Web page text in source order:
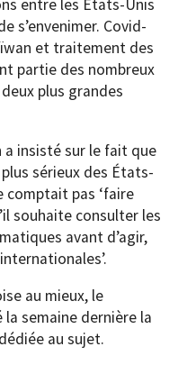
entre les États-Unis
s’envenimer. Covid-
et traitement des
partie des nombreux
plus grandes
a insisté sur le fait que
sérieux des États-
comptait pas ‘faire
souhaite consulter les
avant d’agir,
au mieux, le
semaine dernière la
dédiée au sujet.